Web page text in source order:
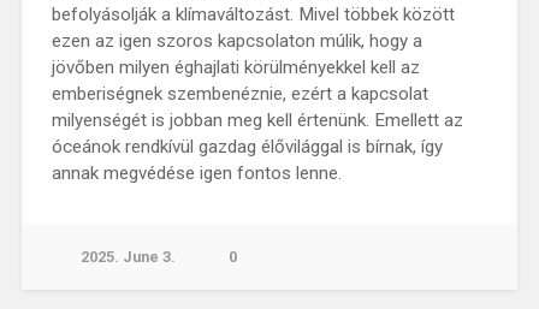
befolyásolják a klímaváltozást. Mivel többek között
ezen az igen szoros kapcsolaton múlik, hogy a
jövőben milyen éghajlati körülményekkel kell az
emberiségnek szembenéznie, ezért a kapcsolat
milyenségét is jobban meg kell értenünk. Emellett az
óceánok rendkívül gazdag élővilággal is bírnak, így
annak megvédése igen fontos lenne.
2025. June 3. 0